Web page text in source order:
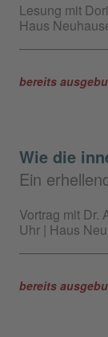
Lesung mit
Haus
bereits
Wie die
Ein
Vortrag mit Dr.
Uhr | Haus
bereits